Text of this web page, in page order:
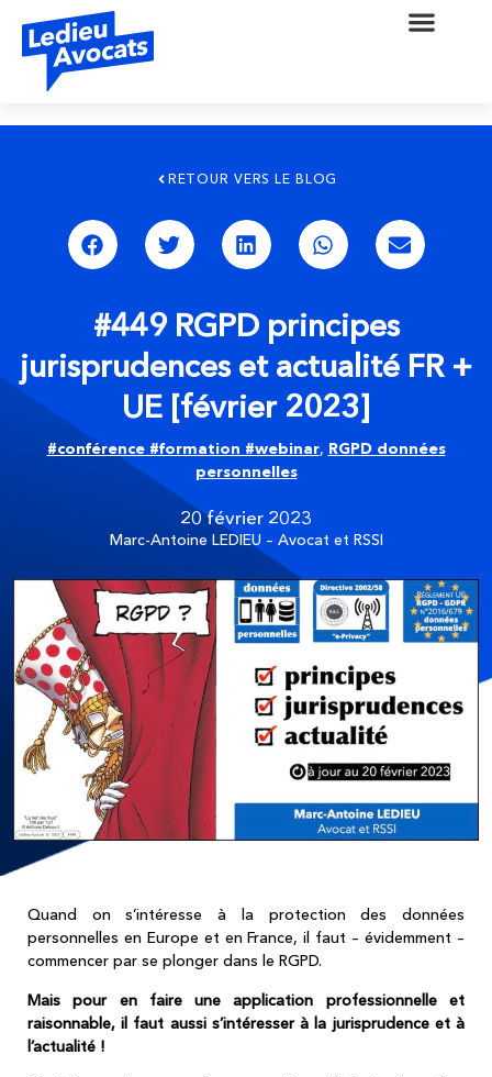
RETOUR VERS LE BLOG
#449 RGPD principes
jurisprudences et actualité FR +
UE [février 2023]
20 février 2023
Marc-Antoine LEDIEU – Avocat et RSSI
#conférence #formation #webinar, RGPD données
personnelles
Quand on s’intéresse à la protection des données
personnelles en Europe et en France, il faut – évidemment –
commencer par se plonger dans le RGPD.
Mais pour en faire une application professionnelle et
raisonnable, il faut aussi s’intéresser à la jurisprudence et à
l’actualité !